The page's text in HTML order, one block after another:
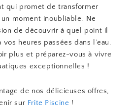
qui promet de transformer
moment inoubliable. Ne
de découvrir à quel point il
heures passées dans l’eau.
plus et préparez-vous à vivre
exceptionnelles !
de nos délicieuses offres,
sur Frite Piscine !